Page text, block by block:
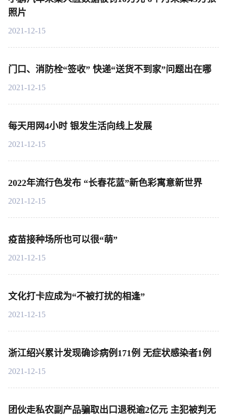
照片
2021-12-15
门口、消防栓“签收” 快递“送货不到家”问题出在哪
2021-12-15
每天用网4小时 银发生活向线上发展
2021-12-15
2022年流行色发布 “长春花蓝”新色彩寓意新世界
2021-12-15
疫苗接种场所也可以很“萌”
2021-12-15
文化打卡应成为“不被打扰的相逢”
2021-12-15
浙江绍兴累计发现确诊病例171例 无症状感染者1例
2021-12-15
团伙走私农副产品骗取出口退税逾2亿元 主犯被判无